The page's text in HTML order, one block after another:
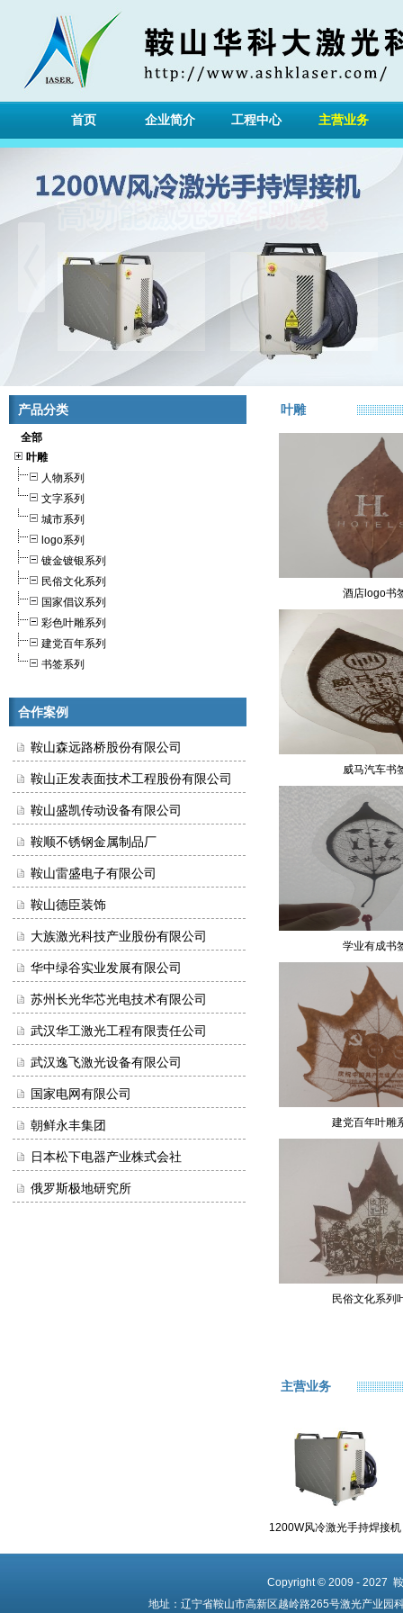
首页 企业简介 工程中心 主营业务
产品分类
全部
叶雕
人物系列
文字系列
城市系列
logo系列
镀金镀银系列
民俗文化系列
国家倡议系列
彩色叶雕系列
建党百年系列
书签系列
合作案例
鞍山森远路桥股份有限公司
鞍山正发表面技术工程股份有限公司
鞍山盛凯传动设备有限公司
鞍顺不锈钢金属制品厂
鞍山雷盛电子有限公司
鞍山德臣装饰
大族激光科技产业股份有限公司
华中绿谷实业发展有限公司
苏州长光华芯光电技术有限公司
武汉华工激光工程有限责任公司
武汉逸飞激光设备有限公司
国家电网有限公司
朝鲜永丰集团
日本松下电器产业株式会社
俄罗斯极地研究所
叶雕
酒店logo书
威马汽车书
学业有成书
建党百年叶雕
民俗文化系列
主营业务
1200W风冷激光手持焊接机
Copyright © 2009 - 2027
地址：辽宁省鞍山市高新区越岭路265号激光产